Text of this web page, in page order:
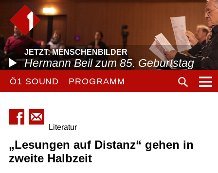
JETZT: MENSCHENBILDER
Hermann Beil zum 85. Geburtstag
Ö1 SOUND PROGRAMM
Literatur
„Lesungen auf Distanz“ gehen in
zweite Halbzeit